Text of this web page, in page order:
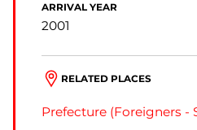
ARRIVAL YEAR
2001
RELATED PLACES
Prefecture (Foreigners -